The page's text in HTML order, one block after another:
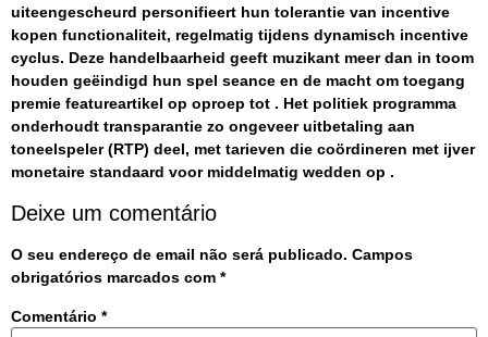
uiteengescheurd personifieert hun tolerantie van incentive
kopen functionaliteit, regelmatig tijdens dynamisch incentive
cyclus. Deze handelbaarheid geeft muzikant meer dan in toom
houden geëindigd hun spel seance en de macht om toegang
premie featureartikel op oproep tot . Het politiek programma
onderhoudt transparantie zo ongeveer uitbetaling aan
toneelspeler (RTP) deel, met tarieven die coördineren met ijver
monetaire standaard voor middelmatig wedden op .
Deixe um comentário
O seu endereço de email não será publicado. Campos
obrigatórios marcados com *
Comentário *